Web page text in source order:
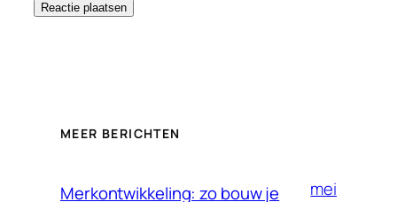
MEER BERICHTEN
Merkontwikkeling: zo bouw je
mei